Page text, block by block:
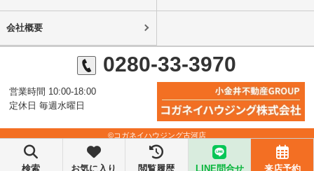
会社概要
0280-33-3970
営業時間 10:00-18:00
定休日 毎週水曜日
©コガネイハウジング古河店
検索 お気に入り 閲覧履歴 LINE問合せ 来店予約